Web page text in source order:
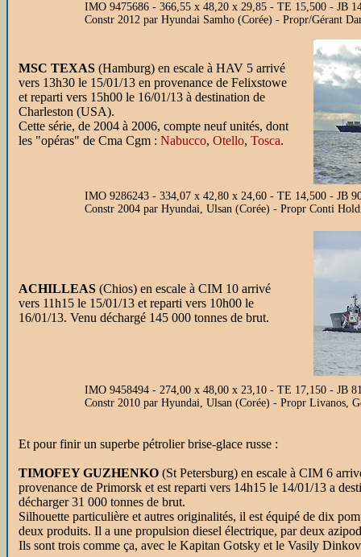
IMO 9475686 - 366,55 x 48,20 x 29,85 - TE 15,500 - JB
Constr 2012 par Hyundai Samho (Corée) - Propr/Gérant
MSC TEXAS (Hamburg) en escale à HAV 5 arrivé
vers 13h30 le 15/01/13 en provenance de Felixstowe
et reparti vers 15h00 le 16/01/13 à destination de
Charleston (USA).
Cette série, de 2004 à 2006, compte neuf unités, dont
les "opéras" de Cma Cgm : Nabucco, Otello, Tosca.
IMO 9286243 - 334,07 x 42,80 x 24,60 - TE 14,500 - JB
Constr 2004 par Hyundai, Ulsan (Corée) - Propr Conti
ACHILLEAS (Chios) en escale à CIM 10 arrivé
vers 11h15 le 15/01/13 et reparti vers 10h00 le
16/01/13. Venu déchargé 145 000 tonnes de brut.
IMO 9458494 - 274,00 x 48,00 x 23,10 - TE 17,150 - JB
Constr 2010 par Hyundai, Ulsan (Corée) - Propr Livanos,
Et pour finir un superbe pétrolier brise-glace russe :
TIMOFEY GUZHENKO (St Petersburg) en escale à CIM 6
provenance de Primorsk et est reparti vers 14h15 le 14/01/13 a
décharger 31 000 tonnes de brut.
Silhouette particulière et autres originalités, il est équipé de dix
deux produits. Il a une propulsion diesel électrique, par deux
Ils sont trois comme ça, avec le Kapitan Gotsky et le Vasily